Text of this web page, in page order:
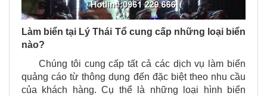
Làm biển tại Lý Thái Tổ cung cấp những loại biển
nào?
Chúng tôi cung cấp tất cả các dịch vụ làm biển
quảng cáo từ thông dụng đến đặc biệt theo nhu cầu
của khách hàng. Cụ thể là những loại hình biển